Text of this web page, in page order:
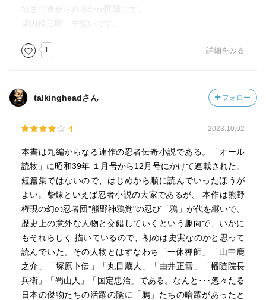
域まで達せられるかが問題です。
柴田錬三郎、手強いです。
1 詳細をみる
talkingheadさん フォロー
4 2023.10.02
本書は九編からなる連作の忍者伝奇小説である。「オール
読物」に昭和39年 １月号から12月号にかけて連載された。
短篇集ではないので、はじめから順に読んでいったほうが
よい。柴錬といえば忍者小説の大家であるが、 本作は熊野
権現の幻の忍者団"熊野神鴉党"の忍び「鴉」が代を継いで、
歴史上の意外な人物と交錯していくという趣向で、いかに
もそれらしく 描いているので、初めは史実なのかと思って
読んでいた。その人物とはすなわち「一休禅師」「山中鹿
之介」「塚原卜伝」「丸目蔵人」「由井正雪」「幡随院長
兵衛」「蜀山人」「国定忠治」である。なんと･･･怱々たる
日本の傑物たちの活躍の陰に「鴉」たちの暗躍があったと